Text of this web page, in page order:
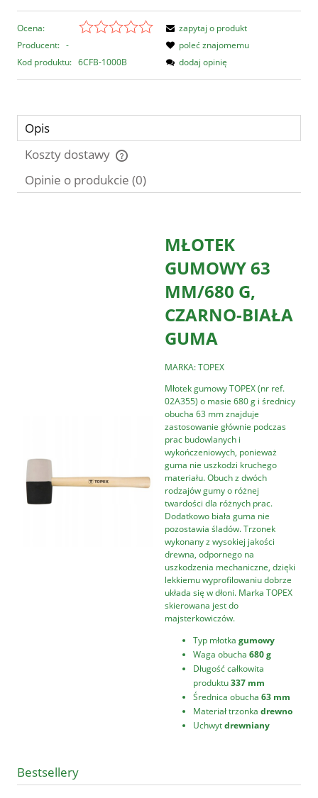
Ocena:
Producent: -
Kod produktu: 6CFB-1000B
zapytaj o produkt
poleć znajomemu
dodaj opinię
Opis
Koszty dostawy
Cena nie zawiera ewentualnych kosztów płatności
Opinie o produkcie (0)
MŁOTEK
GUMOWY 63
MM/680 G,
CZARNO-BIAŁA
GUMA
MARKA: TOPEX
Młotek gumowy TOPEX (nr ref.
02A355) o masie 680 g i średnicy
obucha 63 mm znajduje
zastosowanie głównie podczas
prac budowlanych i
wykończeniowych, ponieważ
guma nie uszkodzi kruchego
materiału. Obuch z dwóch
rodzajów gumy o różnej
twardości dla różnych prac.
Dodatkowo biała guma nie
pozostawia śladów. Trzonek
wykonany z wysokiej jakości
drewna, odpornego na
uszkodzenia mechaniczne, dzięki
lekkiemu wyprofilowaniu dobrze
układa się w dłoni. Marka TOPEX
skierowana jest do
majsterkowiczów.
Typ młotka gumowy
Waga obucha 680 g
Długość całkowita
produktu337 mm
Średnica obucha 63 mm
Materiał trzonka drewno
Uchwytdrewniany
Bestsellery